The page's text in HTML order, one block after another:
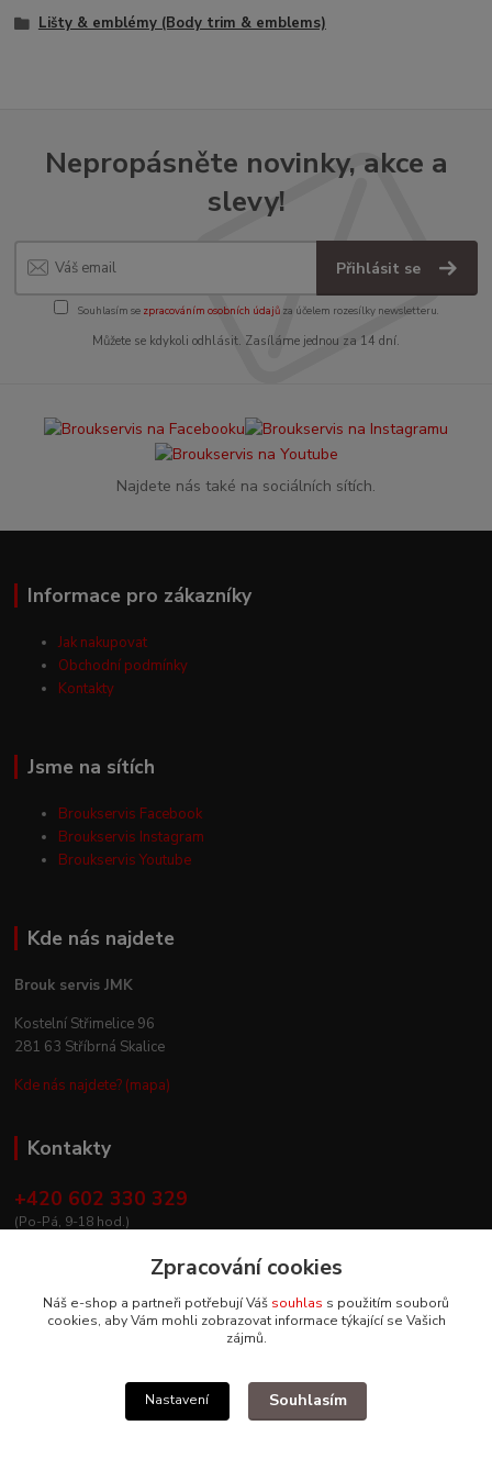
Lišty & emblémy (Body trim & emblems)
Nepropásněte novinky, akce a
slevy!
Přihlásit se
Souhlasím se zpracováním osobních údajůza účelem rozesílky newsletteru.
Můžete se kdykoli odhlásit. Zasíláme jednou za 14 dní.
Najdete nás také na sociálních sítích.
Informace pro zákazníky
Jak nakupovat
Obchodní podmínky
Kontakty
Jsme na sítích
Broukservis Facebook
Broukservis Instagram
Broukservis Youtube
Kde nás najdete
Brouk servis JMK
Kostelní Střimelice 96
281 63 Stříbrná Skalice
Kde nás najdete? (mapa)
Kontakty
+420 602 330 329
(Po-Pá, 9-18 hod.)
info@broukservis.czZpracování cookies
Náš e-shop a partneři potřebují Váš souhlas s použitím souborů
cookies, aby Vám mohli zobrazovat informace týkající se Vašich
zájmů.
Nastavení Souhlasím